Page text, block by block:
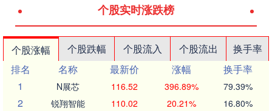
个股实时涨跌榜
个股涨幅 个股跌幅 个股流入 个股流出
换手率
排名
名称 最新价 涨幅
换手率
1
N展芯 116.52 396.89% 79.39%
2 锐翔智能 110.02 20.21% 16.80%